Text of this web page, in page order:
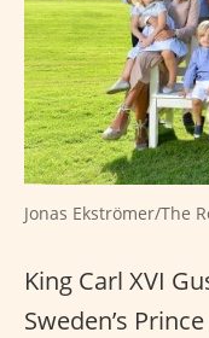
Jonas Ekströmer/The
King Carl XVI
Sweden’s